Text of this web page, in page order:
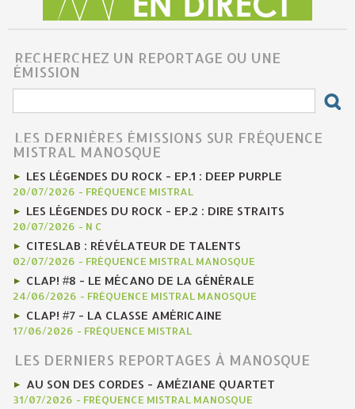
RECHERCHEZ UN REPORTAGE OU UNE
ÉMISSION
LES DERNIÈRES ÉMISSIONS SUR FRÉQUENCE
MISTRAL MANOSQUE
LES LÉGENDES DU ROCK - EP.1 : DEEP PURPLE
20/07/2026 - FRÉQUENCE MISTRAL
LES LÉGENDES DU ROCK - EP.2 : DIRE STRAITS
20/07/2026 - N C
CITESLAB : RÉVÉLATEUR DE TALENTS
02/07/2026 - FRÉQUENCE MISTRAL MANOSQUE
CLAP! #8 - LE MÉCANO DE LA GÉNÉRALE
24/06/2026 - FRÉQUENCE MISTRAL MANOSQUE
CLAP! #7 - LA CLASSE AMÉRICAINE
17/06/2026 - FRÉQUENCE MISTRAL
LES DERNIERS REPORTAGES À MANOSQUE
AU SON DES CORDES - AMÉZIANE QUARTET
31/07/2026 - FRÉQUENCE MISTRAL MANOSQUE